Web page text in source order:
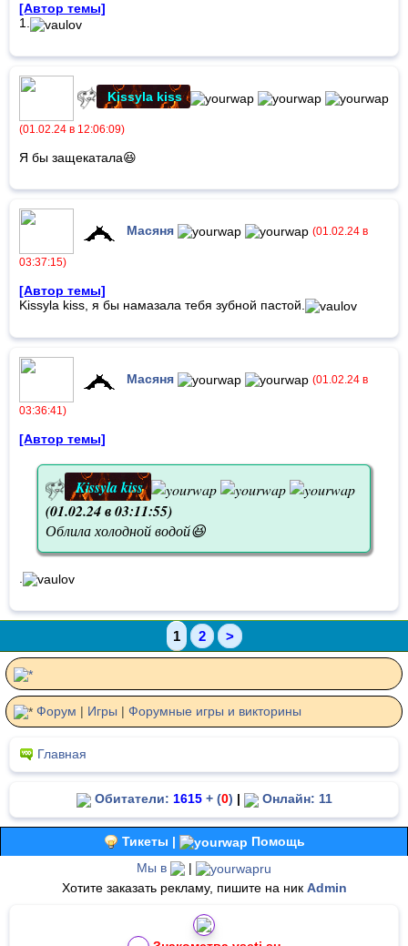
[Автор темы]
1.
Kissyla kiss
(01.02.24 в 12:06:09)
Я бы защекатала😆
Масяня (01.02.24 в
03:37:15)
[Автор темы]
Kissyla kiss, я бы намазала тебя зубной пастой.
Масяня (01.02.24 в
03:36:41)
[Автор темы]
Kissyla kiss
(01.02.24 в 03:11:55)
Облила холодной водой😆
1 2 >
Форум | Игры | Форумные игры и виктoрины
Главная
Обитатели: 1615+ (0) | Онлайн: 11
Тикеты |
Помощь
Мы в
|
Хотите заказать рекламу, пишите на ник Admin